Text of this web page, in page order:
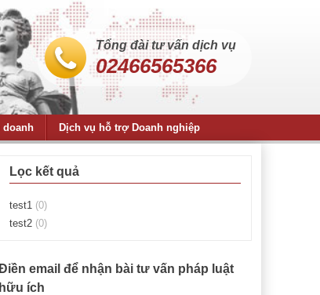
Tổng đài tư vấn dịch vụ
02466565366
Dịch vụ hỗ trợ Doanh nghiệp
Lọc kết quả
test1 (0)
test2 (0)
email để nhận bài tư vấn pháp luật
hữu ích